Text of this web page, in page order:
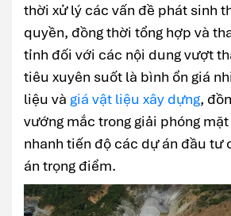
thời xử lý các vấn đề phát sinh
quyền, đồng thời tổng hợp và
tỉnh đối với các nội dung vượt
tiêu xuyên suốt là bình ổn giá
liệu và giá vật liệu xây dựng,
vướng mắc trong giải phóng
nhanh tiến độ các dự án đầu tư
án trọng điểm.